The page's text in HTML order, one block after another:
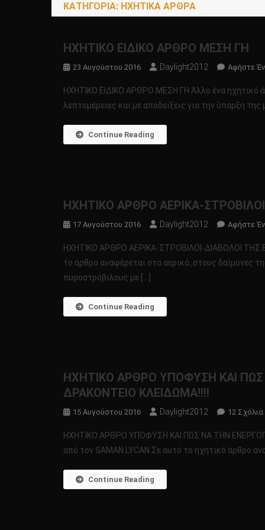
ΚΑΤΗΓΟΡΊΑ: ΗΧΗΤΙΚΑ ΑΡΘΡΑ
ΗΧΗΤΙΚΟ ΕΙΔΙΚΟ ΑΡΘΡΟ ΜΕΣΗ ΓΗ
23 Αυγούστου 2016 Daylight2012 Αφήστε
ΗΧΗΤΙΚΟ ΕΙΔΙΚΟ ΑΡΘΡΟ ΜΕΣΗ ΓΗ Άλλο ένα ηχητικό
λεπτομέρειες και με αποδείξεις για την ύπαρξη της
Continue Reading
ΗΧΗΤΙΚΟ ΑΡΘΡΟ ΑΕΡΙΚΑ-
17 Αυγούστου 2016 Daylight2012 Αφήστε
ΗΧΗΤΙΚΟ ΑΡΘΡΟ ΑΕΡΙΚΑ-ΣΤΡΟΒΙΛΟΙ-ΔΙΑΒΟΛΟΙ ΤΗΣ
το άρθρο αναφέρεται στα αερικά ,στους δαίμονες
πυροστρόβιλους με […]
Continue Reading
ΗΧΗΤΙΚΟ ΑΡΘΡΟ ΥΠΟΦΥΣΗ ΚΑΙ
ΔΡΑΚΟΝΤΕΙΟ ΚΛΕΙΔΩΜΑ!!!!
15 Αυγούστου 2016 Daylight2012 12 Σχόλια
ΗΧΗΤΙΚΟ ΑΡΘΡΟ ΥΠΟΦΥΣΗ ΚΑΙ ΠΩΣ ΝΑ ΤΗΝ
από τον SAMAN LYCAN.Σε αυτό το ηχητικό άρθρο
Continue Reading